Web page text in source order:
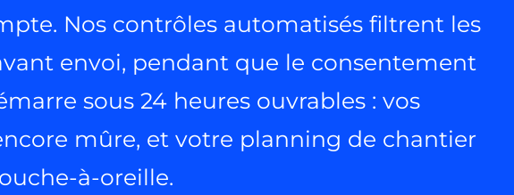
Nos contrôles automatisés filtrent les
envoi, pendant que le consentement
sous 24 heures ouvrables : vos
mûre, et votre planning de chantier
à-oreille.